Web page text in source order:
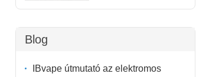
Blog
IBvape útmutató az elektromos